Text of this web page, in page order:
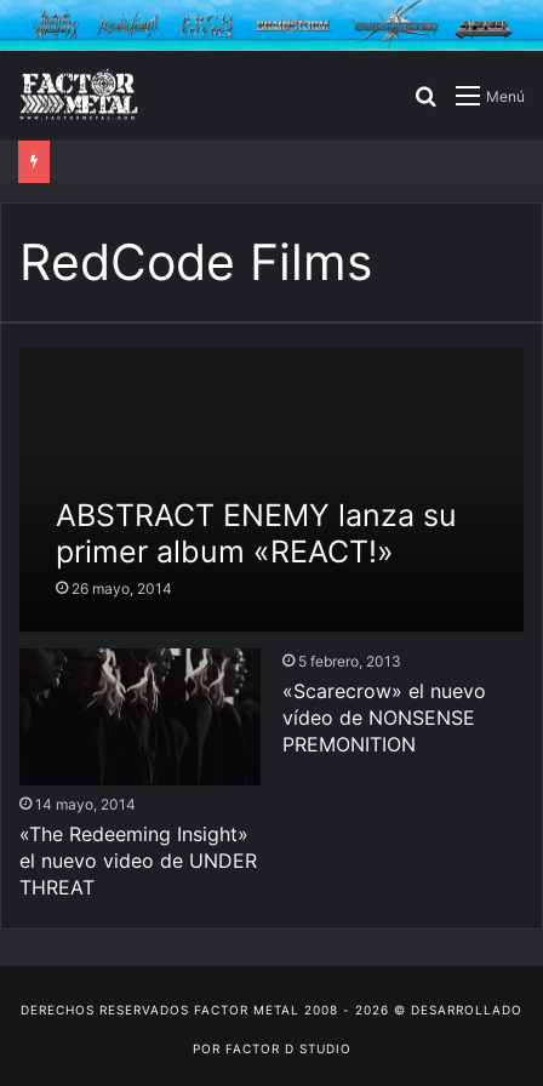
Menú
Buscar
RedCode Films
ABSTRACT ENEMY lanza su
primer album «REACT!»
26 mayo, 2014
14 mayo, 2014
«The Redeeming Insight»
el nuevo video de UNDER
THREAT
5 febrero, 2013
«Scarecrow» el nuevo
vídeo de NONSENSE
PREMONITION
DERECHOS RESERVADOS FACTOR METAL 2008 - 2026 © DESARROLLADO
POR FACTOR D STUDIO